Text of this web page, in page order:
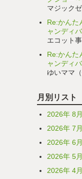
マジック
Re:かんた
ャンディ
エコット
Re:かんた
ャンディ
ゆいママ
月別リスト
2026年 8月
2026年 7月
2026年 6月
2026年 5月
2026年 4月